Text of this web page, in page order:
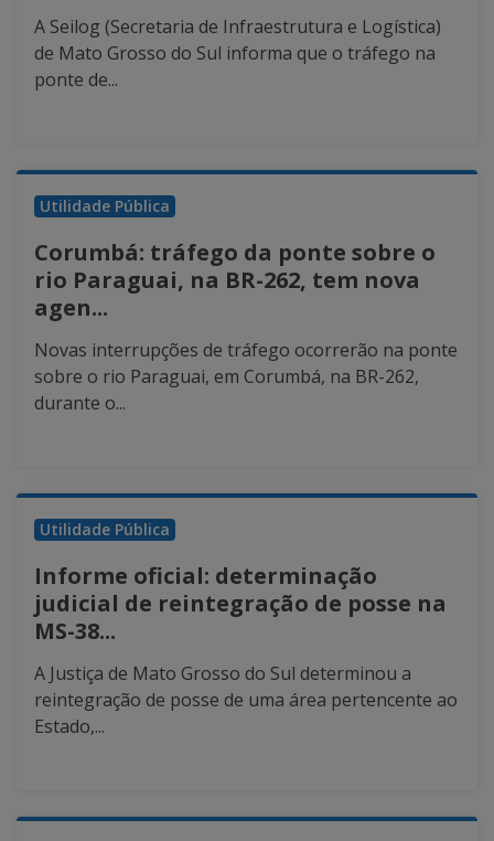
A Seilog (Secretaria de Infraestrutura e Logística)
de Mato Grosso do Sul informa que o tráfego na
ponte de...
Utilidade Pública
Corumbá: tráfego da ponte sobre o
rio Paraguai, na BR-262, tem nova
agen...
Novas interrupções de tráfego ocorrerão na ponte
sobre o rio Paraguai, em Corumbá, na BR-262,
durante o...
Utilidade Pública
Informe oficial: determinação
judicial de reintegração de posse na
MS-38...
A Justiça de Mato Grosso do Sul determinou a
reintegração de posse de uma área pertencente ao
Estado,...